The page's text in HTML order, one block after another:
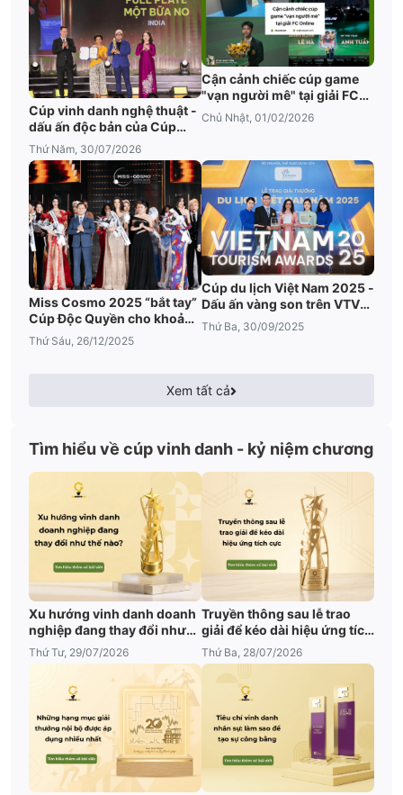
Cúp vinh danh nghệ thuật -
dấu ấn độc bản của Cúp
Độc Quyền tại DANAFF IV
Thứ Năm, 30/07/2026
Cận cảnh chiếc cúp game
"vạn người mê" tại giải FC
Online
Chủ Nhật, 01/02/2026
Miss Cosmo 2025 “bắt tay”
Cúp Độc Quyền cho khoảnh
khắc đăng quang
Thứ Sáu, 26/12/2025
Cúp du lịch Việt Nam 2025 -
Dấu ấn vàng son trên VTV1
của Cúp Độc Quyền
Thứ Ba, 30/09/2025
Xem tất cả
Tìm hiểu về cúp vinh danh - kỷ niệm chương
Xu hướng vinh danh doanh
nghiệp đang thay đổi như
thế nào?
Thứ Tư, 29/07/2026
Truyền thông sau lễ trao
giải để kéo dài hiệu ứng tích
cực
Thứ Ba, 28/07/2026